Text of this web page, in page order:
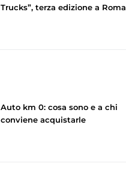
Trucks”, terza edizione a Roma
Auto km 0: cosa sono e a chi
conviene acquistarle